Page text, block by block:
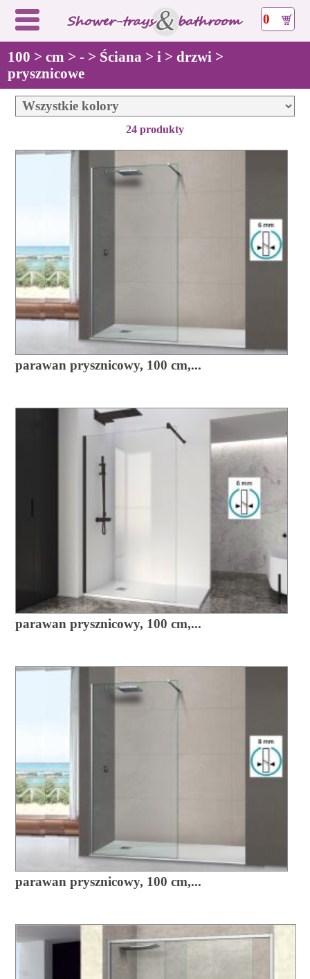
0
100 > cm > - > Ściana > i > drzwi >
prysznicowe
24 produkty
parawan prysznicowy, 100 cm,...
parawan prysznicowy, 100 cm,...
parawan prysznicowy, 100 cm,...